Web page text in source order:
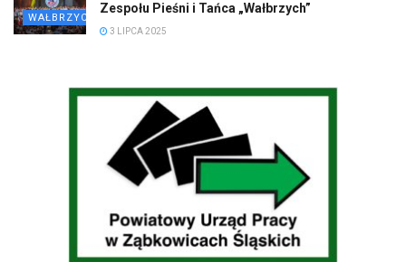
WAŁBRZYCH
Zespołu Pieśni i Tańca „Wałbrzych”
3 LIPCA 2025